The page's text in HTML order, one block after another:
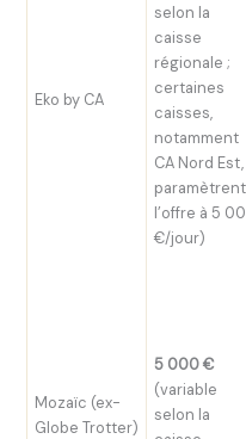
Eko by CA
selon la
caisse
régionale ;
certaines
caisses,
notamment
CA Nord Est,
paramètrent
l’offre à 5
€/jour)
Mozaïc (ex-
Globe Trotter)
5 000 €
(variable
selon la